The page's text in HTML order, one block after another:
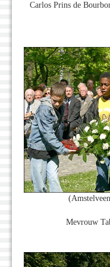
Carlos Prins de
Mevrouw